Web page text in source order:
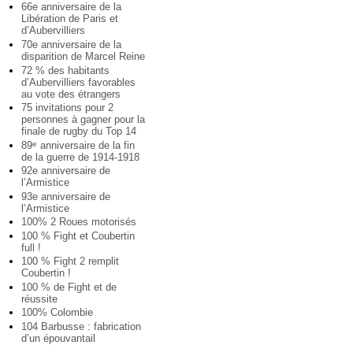
66e anniversaire de la
Libération de Paris et
d’Aubervilliers
70e anniversaire de la
disparition de Marcel Reine
72 % des habitants
d’Aubervilliers favorables
au vote des étrangers
75 invitations pour 2
personnes à gagner pour la
finale de rugby du Top 14
89e anniversaire de la fin
de la guerre de 1914-1918
92e anniversaire de
l’Armistice
93e anniversaire de
l’Armistice
100% 2 Roues motorisés
100 % Fight et Coubertin
full !
100 % Fight 2 remplit
Coubertin !
100 % de Fight et de
réussite
100% Colombie
104 Barbusse : fabrication
d’un épouvantail